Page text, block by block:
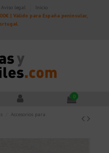
Aviso legal
Inicio
| Válido para España peninsular,
0
Accesorios para